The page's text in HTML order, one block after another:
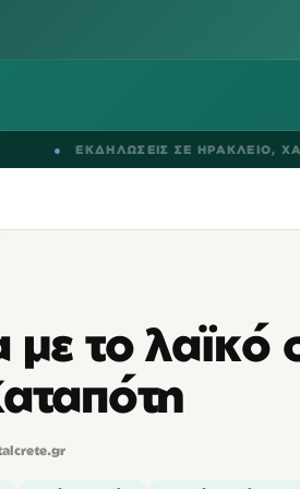
ΕΚΔΗΛΩΣΕΙΣ ΣΕΗΡΑΚΛΕΙΟ,ΧΑΝΙΑ ,
με το